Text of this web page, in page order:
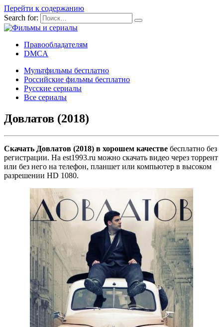
Перейти к содержанию
Search for:
Правообладателям
DMCA
Мультфильмы бесплатно
Российские фильмы бесплатно
Русские сериалы
Все сериалы
Довлатов (2018)
Скачать Довлатов (2018) в хорошем качестве бесплатно без
регистрации. На est1993.ru можно скачать видео через торрент
или без него на телефон, планшет или компьютер в высоком
разрешении HD 1080.